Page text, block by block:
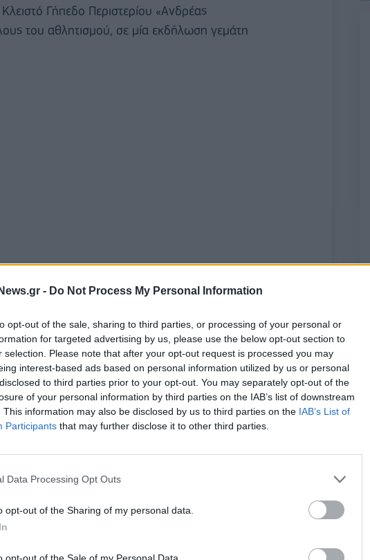
- Do Not Process My Personal Information
opt-out of the sale, sharing to third parties, or processing of your personal or
for targeted advertising by us, please use the below opt-out section to
selection. Please note that after your opt-out request is processed you may
interest-based ads based on personal information utilized by us or personal
to third parties prior to your opt-out. You may separately opt-out of the
of your personal information by third parties on the IAB’s list of downstream
This information may also be disclosed by us to third parties on the IAB’s List of
Participants that may further disclose it to other third parties.
Data Processing Opt Outs
opt-out of the Sharing of my personal data.
opt-out of the Sale of my Personal Data.
Γήπεδο Περιστερίου «Ανδρέας
του αθλητισμού, σε μία εκδήλωση γεμάτη
συνάνθρωποί μας από 20 δομές ψυχικής
έχουν έρθει αντιμέτωποι με ζητήματα ψυχικής
μάχη για να ανταπεξέλθουν στις προκλήσεις
και συγχρόνως να διαχειριστούν το
ανθρώπους, το μπάσκετ αποτελεί σημαντική
μέλη της κοινωνίας.
Hoops». Μέσα από αγώνες μπάσκετ 3x3 να
μέρη του συνόλου και σε όλους εμάς να
τη σπουδαία τους προσπάθεια.
τα τύμπανα ήχησαν, χορευτές μας
εαυτό και η βραδιά έκλεισε με τον εορτασμό
την σκυτάλη της παρουσίασης της ημέρας
ξεσηκώνοντας ακόμα περισσότερο το